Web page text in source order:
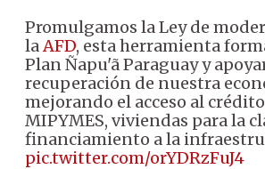
Promulgamos la Ley de
laAFD, esta herramienta
Plan Ñapu'ã Paraguay y
recuperación de nuestra
mejorando el acceso al
MIPYMES, viviendas para la
financiamiento a la
pic.twitter.com/orYDRzFuJ4